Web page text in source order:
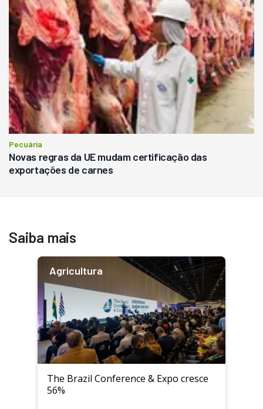
Pecuária
Novas regras da UE mudam certificação das
exportações de carnes
Saiba mais
Agricultura
The Brazil Conference & Expo cresce
56%